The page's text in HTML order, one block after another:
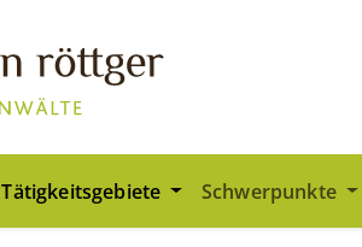
Tätigkeitsgebiete Schwerpunkte